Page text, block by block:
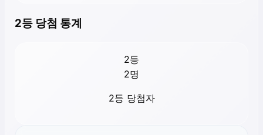
2등 당첨 통계
2등
2명
2등 당첨자